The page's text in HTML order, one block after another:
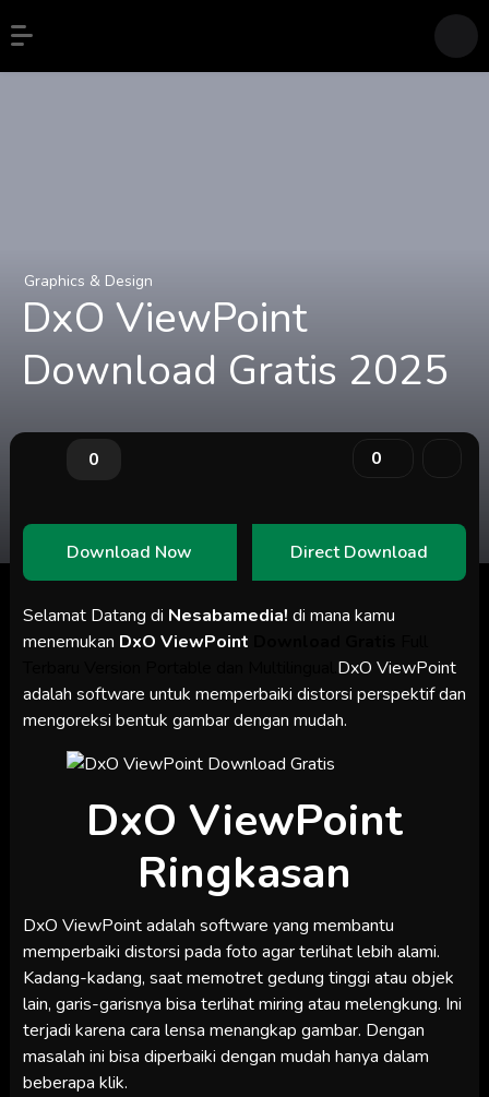
Graphics & Design
DxO ViewPoint
Download Gratis 2025
0 0
Download Now Direct Download
Selamat Datang di Nesabamedia! di mana kamu
menemukan DxO ViewPoint
DxO ViewPoint
adalah software untuk memperbaiki distorsi perspektif dan
mengoreksi bentuk gambar dengan mudah.
DxO ViewPoint
Ringkasan
DxO ViewPoint adalah software yang membantu
memperbaiki distorsi pada foto agar terlihat lebih alami.
Kadang-kadang, saat memotret gedung tinggi atau objek
lain, garis-garisnya bisa terlihat miring atau melengkung. Ini
terjadi karena cara lensa menangkap gambar. Dengan
masalah ini bisa diperbaiki dengan mudah hanya dalam
beberapa klik.